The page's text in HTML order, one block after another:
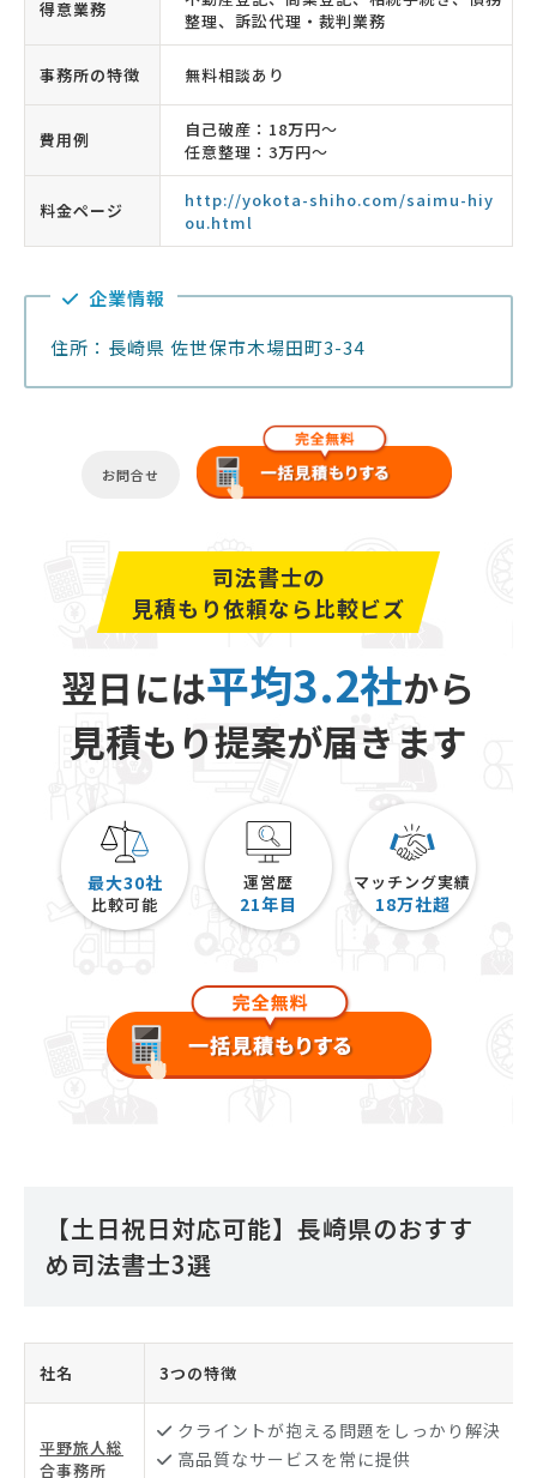
得意業務
整理、訴訟代理・裁判業務
事務所の特徴 無料相談あり
費用例
自己破産：18万円〜
任意整理：3万円〜
料金ページ
http://yokota-shiho.com/saimu-hiy
ou.html
企業情報
住所：長崎県 佐世保市木場田町3-34
お問合せ
司法書士の
見積もり依頼なら比較ビズ
翌日には平均3.2社から
見積もり提案が届きます
最大30社
比較可能
運営歴
21年目
マッチング実績
18万社超
【土日祝日対応可能】長崎県のおすす
め司法書士3選
社名 3つの特徴
平野旅人総
合事務所
クライントが抱える問題をしっかり解決
高品質なサービスを常に提供